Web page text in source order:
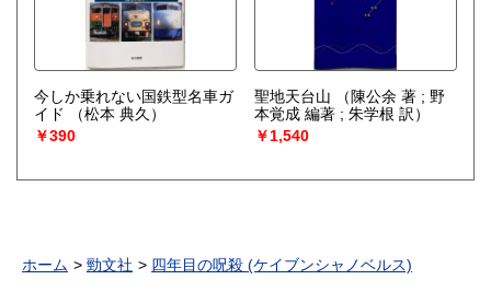
今しか乗れない国鉄型名車ガ
イド
（松本 典久）
￥390
聖地天台山
（陳公余 著 ; 野
本覚成 編著 ; 朱学根 訳）
￥1,540
ホーム 勁文社 四年目の呪殺 (ケイブンシャノベルス)